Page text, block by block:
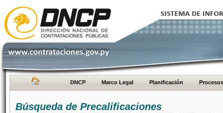
DNCP Marco Legal Planificación Procesos
Búsqueda de Precalificaciones